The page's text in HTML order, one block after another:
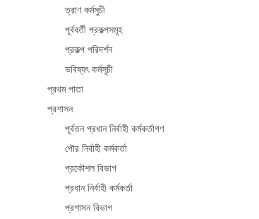
ত্রাণ কর্মসুচী
পূর্ববর্তী প্রকল্পসমূহ
প্রকল্প পরিদর্শন
ভবিষ্যৎ কর্মসূচী
প্রথম পাতা
প্রশাসন
পূর্বতন প্রধান নির্বাহী কর্মকর্তাগণ
পৌর নির্বাহী কর্মকর্তা
প্রকৌশল বিভাগ
প্রধান নির্বাহী কর্মকর্তা
প্রশাসন বিভাগ